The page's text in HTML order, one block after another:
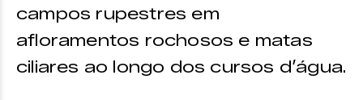
campos rupestres em
afloramentos rochosos e matas
ciliares ao longo dos cursos d’água.